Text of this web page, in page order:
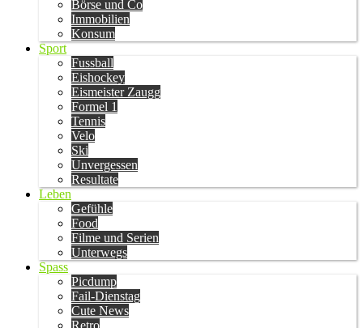
Börse und Co
Immobilien
Konsum
Sport
Fussball
Eishockey
Eismeister Zaugg
Formel 1
Tennis
Velo
Ski
Unvergessen
Resultate
Leben
Gefühle
Food
Filme und Serien
Unterwegs
Spass
Picdump
Fail-Dienstag
Cute News
Retro